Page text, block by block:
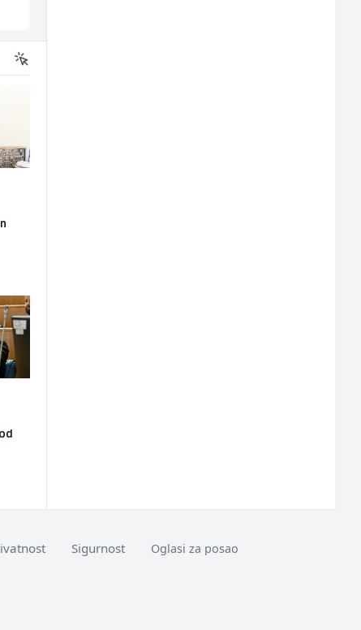
Sigurnost Oglasi za posao